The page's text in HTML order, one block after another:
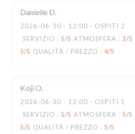
Danielle D
2026-06-30 - 12:00 - OSPITI 2
SERVIZIO : 5/5 ATMOSFERA : 3/5
5/5 QUALITÀ / PREZZO : 4/5
Koji O
2026-06-30 - 12:00 - OSPITI 1
SERVIZIO : 5/5 ATMOSFERA : 5/5
5/5 QUALITÀ / PREZZO : 5/5